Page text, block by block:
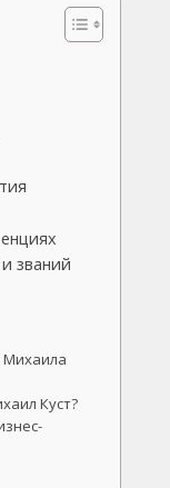
званий
Михаила
Куст?